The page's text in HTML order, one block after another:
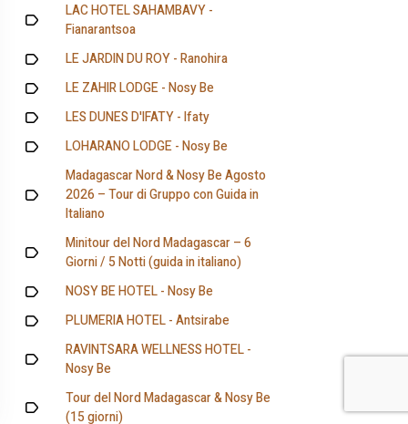
LAC HOTEL SAHAMBAVY -
Fianarantsoa
LE JARDIN DU ROY - Ranohira
LE ZAHIR LODGE - Nosy Be
LES DUNES D'IFATY - Ifaty
LOHARANO LODGE - Nosy Be
Madagascar Nord & Nosy Be Agosto
2026 – Tour di Gruppo con Guida in
Italiano
Minitour del Nord Madagascar – 6
Giorni / 5 Notti (guida in italiano)
NOSY BE HOTEL - Nosy Be
PLUMERIA HOTEL - Antsirabe
RAVINTSARA WELLNESS HOTEL -
Nosy Be
Tour del Nord Madagascar & Nosy Be
(15 giorni)